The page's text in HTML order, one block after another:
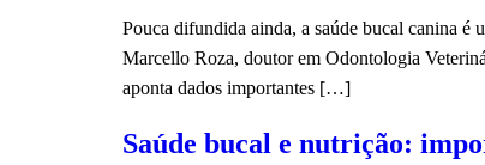
Pouca difundida ainda, a saúde bucal canina é
Marcello Roza, doutor em Odontologia
aponta dados importantes […]
Saúde bucal e nutrição: